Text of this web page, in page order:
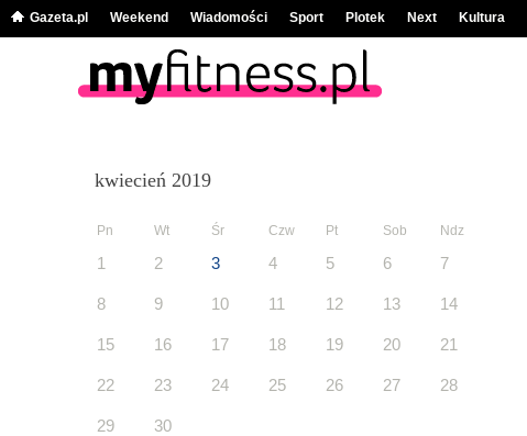
Gazeta.pl Weekend Wiadomości Sport Plotek Next Kultura
kwiecień 2019
Pn Wt Śr Czw Pt Sob Ndz
1 2 3 4 5 6 7
8 9 10 11 12 13 14
15 16 17 18 19 20 21
22 23 24 25 26 27 28
29 30